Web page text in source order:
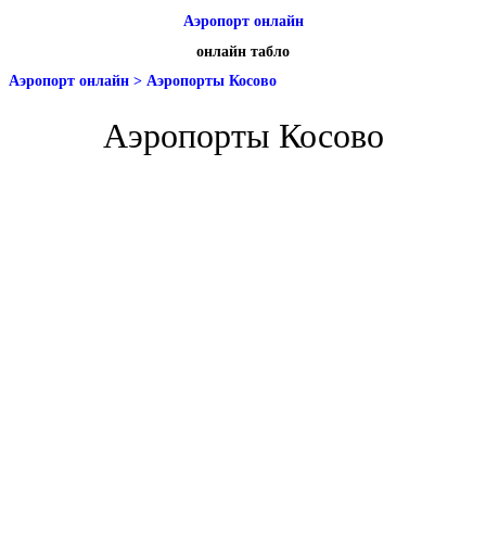
Аэропорт онлайн
онлайн табло
Аэропорт онлайн > Аэропорты Косово
Аэропорты Косово